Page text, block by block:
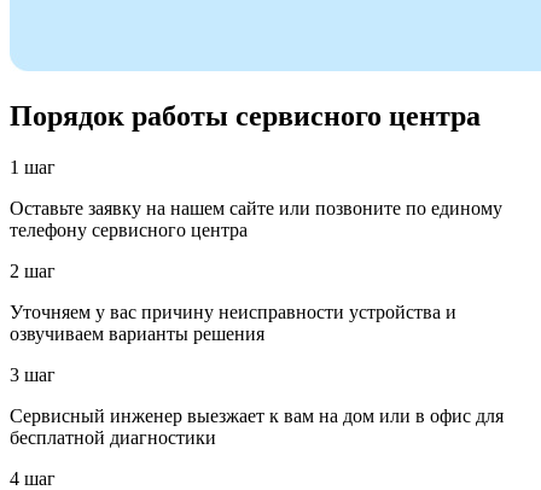
Порядок работы сервисного центра
1 шаг
Оставьте заявку на нашем сайте или позвоните по единому
телефону сервисного центра
2 шаг
Уточняем у вас причину неисправности устройства и
озвучиваем варианты решения
3 шаг
Сервисный инженер выезжает к вам на дом или в офис для
бесплатной диагностики
4 шаг